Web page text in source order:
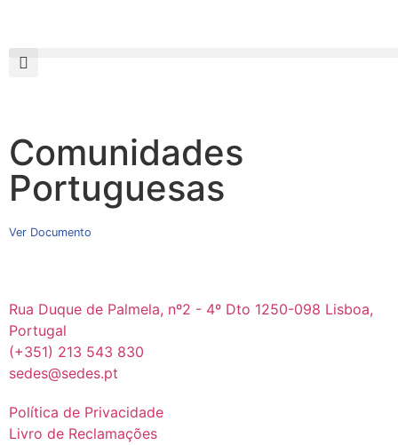
Comunidades
Portuguesas
Ver Documento
Rua Duque de Palmela, nº2 - 4º Dto 1250-098 Lisboa,
Portugal
(+351) 213 543 830
sedes@sedes.pt
Política de Privacidade
Livro de Reclamações